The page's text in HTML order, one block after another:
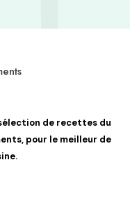
de recettes du
pour le meilleur de